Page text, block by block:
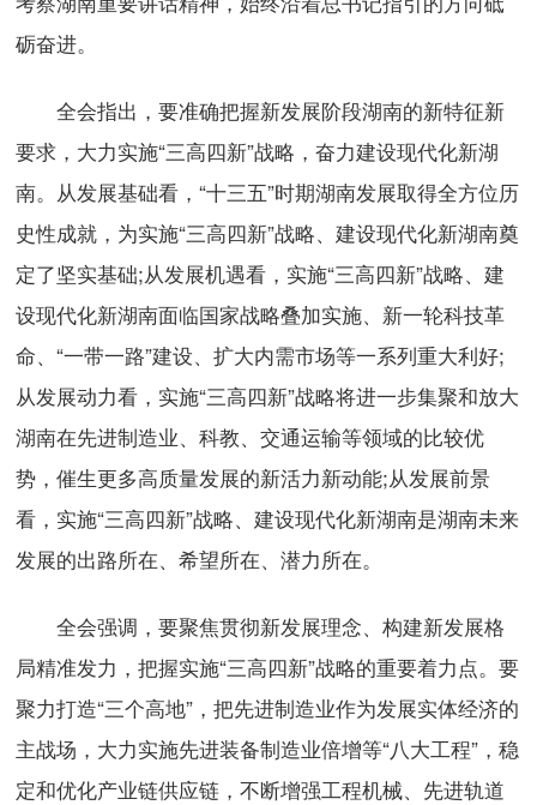
砺奋进。
全会指出，要准确把握新发展阶段湖南的新特征新
要求，大力实施“三高四新”战略，奋力建设现代化新湖
南。从发展基础看，“十三五”时期湖南发展取得全方位历
史性成就，为实施“三高四新”战略、建设现代化新湖南奠
定了坚实基础;从发展机遇看，实施“三高四新”战略、建
设现代化新湖南面临国家战略叠加实施、新一轮科技革
命、“一带一路”建设、扩大内需市场等一系列重大利好;
从发展动力看，实施“三高四新”战略将进一步集聚和放大
湖南在先进制造业、科教、交通运输等领域的比较优
势，催生更多高质量发展的新活力新动能;从发展前景
看，实施“三高四新”战略、建设现代化新湖南是湖南未来
发展的出路所在、希望所在、潜力所在。
全会强调，要聚焦贯彻新发展理念、构建新发展格
局精准发力，把握实施“三高四新”战略的重要着力点。要
聚力打造“三个高地”，把先进制造业作为发展实体经济的
主战场，大力实施先进装备制造业倍增等“八大工程”，稳
定和优化产业链供应链，不断增强工程机械、先进轨道